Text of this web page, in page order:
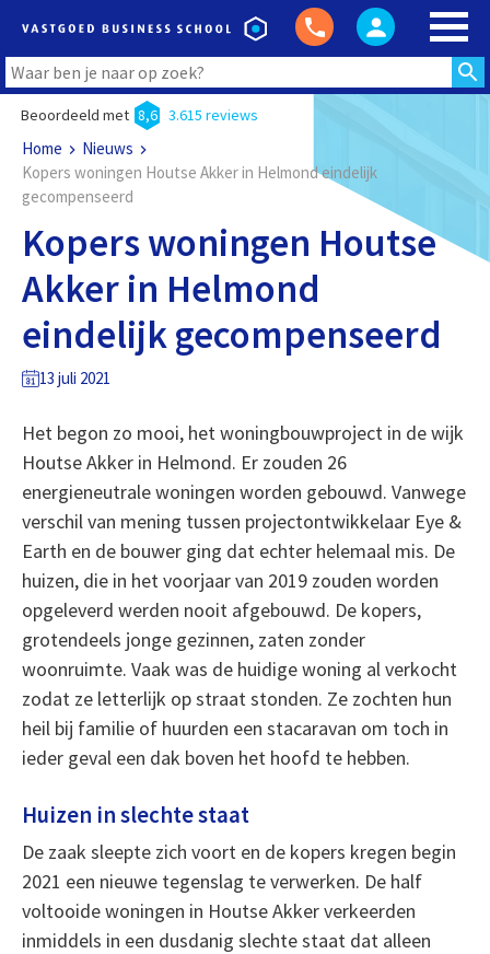
Beoordeeld met 8,6 3.615 reviews
Home
Nieuws
Kopers woningen Houtse Akker in Helmond eindelijk
gecompenseerd
Kopers woningen Houtse
Akker in Helmond
eindelijk gecompenseerd
13 juli 2021
Het begon zo mooi, het woningbouwproject in de wijk
Houtse Akker in Helmond. Er zouden 26
energieneutrale woningen worden gebouwd. Vanwege
verschil van mening tussen projectontwikkelaar Eye &
Earth en de bouwer ging dat echter helemaal mis. De
huizen, die in het voorjaar van 2019 zouden worden
opgeleverd werden nooit afgebouwd. De kopers,
grotendeels jonge gezinnen, zaten zonder
woonruimte. Vaak was de huidige woning al verkocht
zodat ze letterlijk op straat stonden. Ze zochten hun
heil bij familie of huurden een stacaravan om toch in
ieder geval een dak boven het hoofd te hebben.
Huizen in slechte staat
De zaak sleepte zich voort en de kopers kregen begin
2021 een nieuwe tegenslag te verwerken. De half
voltooide woningen in Houtse Akker verkeerden
inmiddels in een dusdanig slechte staat dat alleen